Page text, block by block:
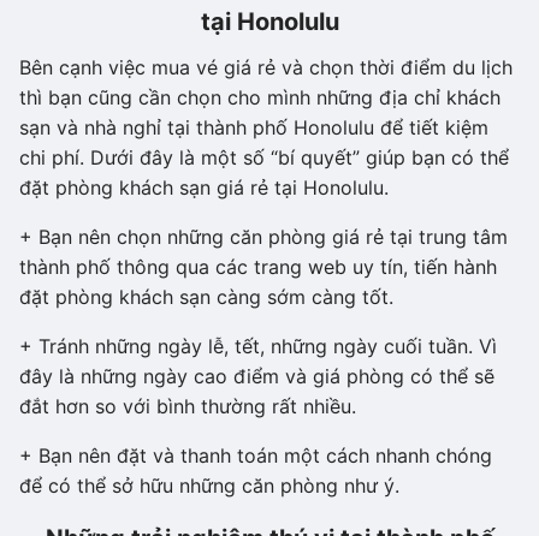
tại Honolulu
Bên cạnh việc mua vé giá rẻ và chọn thời điểm du lịch
thì bạn cũng cần chọn cho mình những địa chỉ khách
sạn và nhà nghỉ tại thành phố Honolulu để tiết kiệm
chi phí. Dưới đây là một số “bí quyết” giúp bạn có thể
đặt phòng khách sạn giá rẻ tại Honolulu.
+ Bạn nên chọn những căn phòng giá rẻ tại trung tâm
thành phố thông qua các trang web uy tín, tiến hành
đặt phòng khách sạn càng sớm càng tốt.
+ Tránh những ngày lễ, tết, những ngày cuối tuần. Vì
đây là những ngày cao điểm và giá phòng có thể sẽ
đắt hơn so với bình thường rất nhiều.
+ Bạn nên đặt và thanh toán một cách nhanh chóng
để có thể sở hữu những căn phòng như ý.